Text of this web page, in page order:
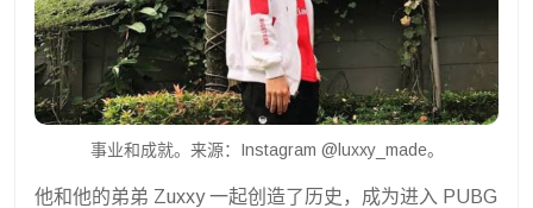
事业和成就。来源：Instagram @luxxy_made。
他和他的弟弟 Zuxxy 一起创造了历史，成为进入 PUBG